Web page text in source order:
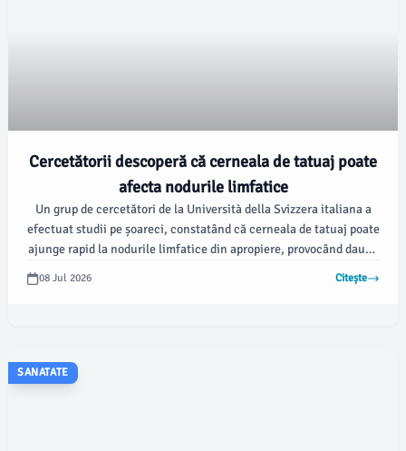
Cercetătorii descoperă că cerneala de tatuaj poate
afecta nodurile limfatice
Un grup de cercetători de la Università della Svizzera italiana a
efectuat studii pe șoareci, constatând că cerneala de tatuaj poate
ajunge rapid la nodurile limfatice din apropiere, provocând daune
la nivelul macrofagelor și menținând inflamația activă timp de cel
puțin două luni. Rezultatele acestei cercetări sunt publicate în
08 Jul 2026 Citește
SANATATE